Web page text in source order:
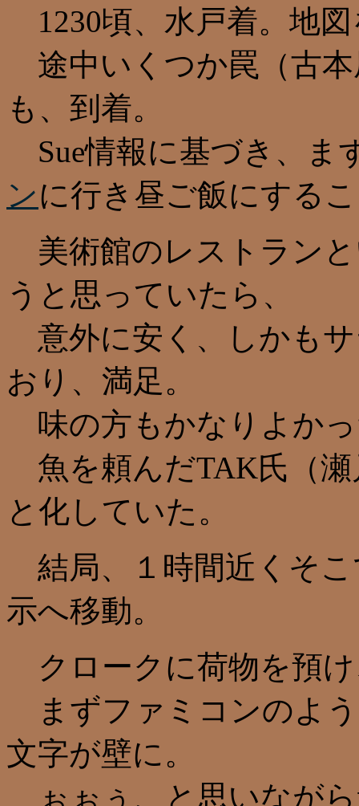
1230頃、水戸着。地
途中いくつか罠（古
も、到着。
Sue情報に基づき、ま
ンに行き昼ご飯にする
美術館のレストラン
うと思っていたら、
意外に安く、しかも
おり、満足。
味の方もかなりよか
魚を頼んだTAK氏（瀬
と化していた。
結局、１時間近くそ
示へ移動。
クロークに荷物を預
まずファミコンのよう
文字が壁に。
ぉぉぅ、と思いなが